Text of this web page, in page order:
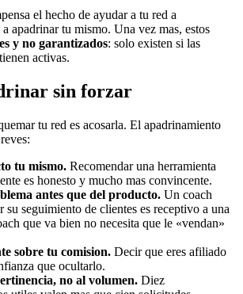
el hecho de ayudar a tu red a
apadrinar tu mismo. Una vez mas, estos
y no garantizados: solo existen si las
activas.
sin forzar
tu red es acosarla. El apadrinamiento
tu mismo. Recomendar una herramienta
es honesto y mucho mas convincente.
antes que del producto. Un coach
su seguimiento de clientes es receptivo a una
que va bien no necesita que le «vendan»
sobre tu comision. Decir que eres afiliado
que ocultarlo.
no al volumen. Diez